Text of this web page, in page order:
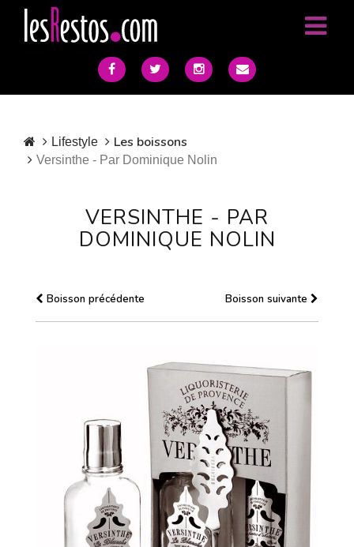
Lifestyle Les boissons
Versinthe - Par Dominique Nolin
VERSINTHE - PAR
DOMINIQUE NOLIN
Boisson précédente Boisson suivante